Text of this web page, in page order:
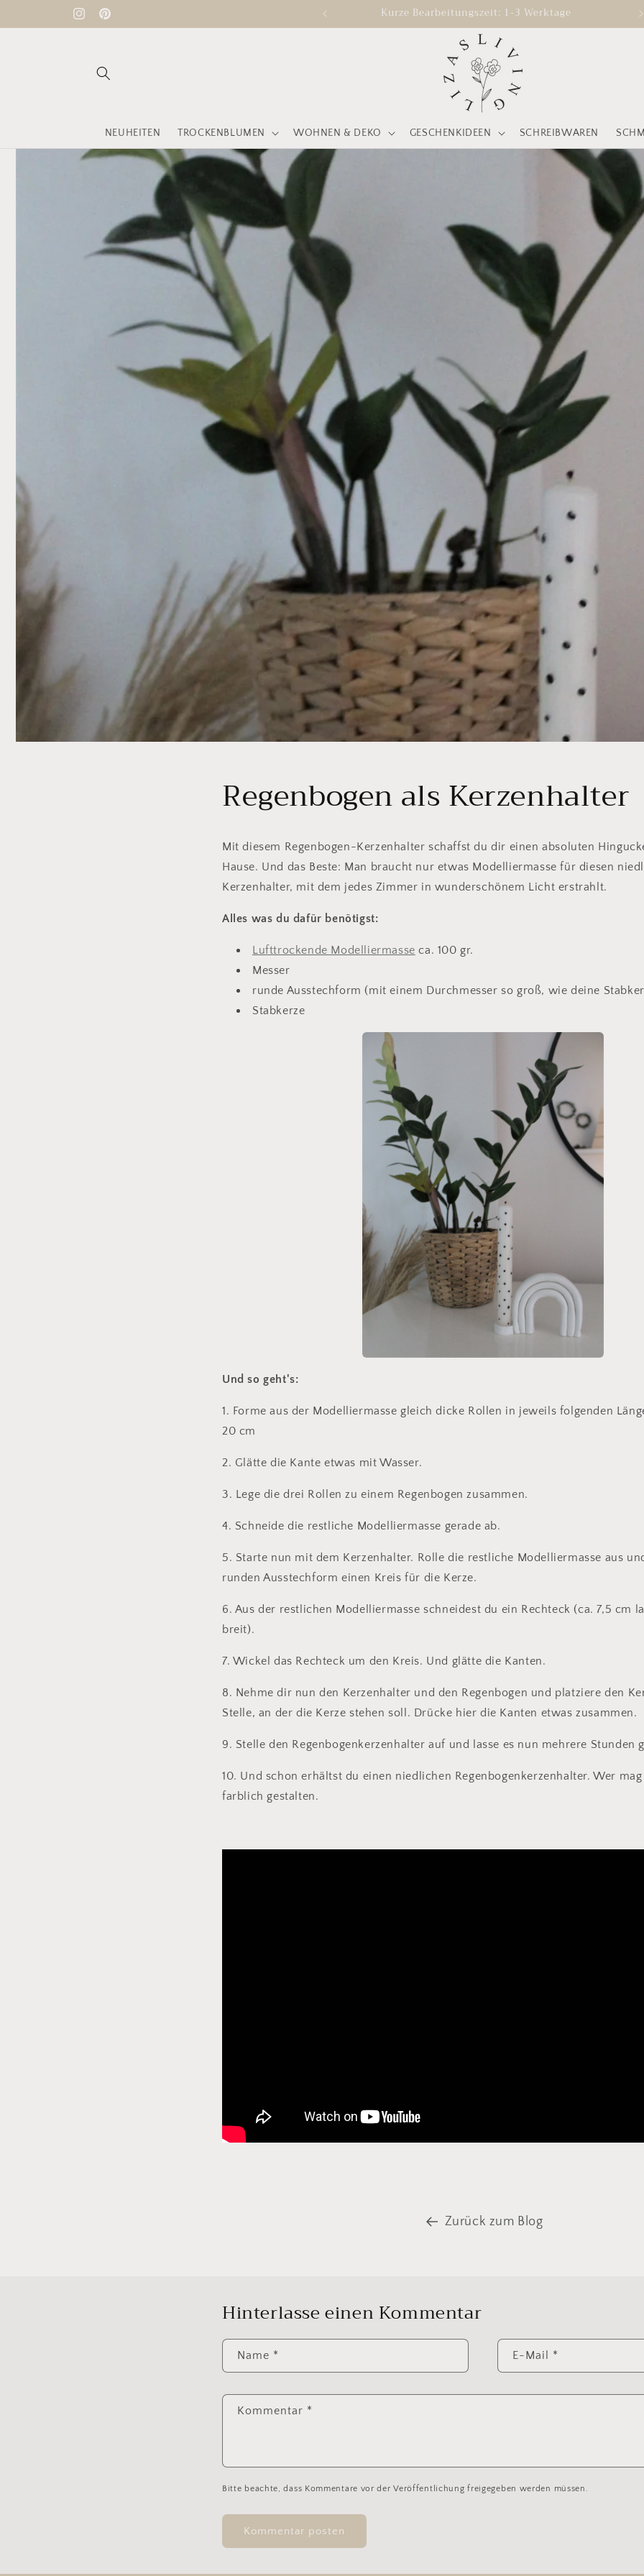
Inhalt
InstagramPinterest
Versandkostenfrei ab 60 € ♡ Kurze Bearbeitungszeit: 1-3 Werktage
NEUHEITEN TROCKENBLUMEN WOHNEN & DEKO GESCHENKIDEEN SCHREIBWAREN
Regenbogen als Kerzenhalter
Mit diesem Regenbogen-Kerzenhalter schaffst du dir einen absoluten
Hause. Und das Beste: Man braucht nur etwas Modelliermasse für diesen
Kerzenhalter, mit dem jedes Zimmer in wunderschönem Licht erstrahlt.
Alles was du dafür benötigst:
Lufttrockende Modelliermasse ca. 100 gr.
Messer
runde Ausstechform (mit einem Durchmesser so groß, wie deine
Stabkerze
Und so geht's:
1. Forme aus der Modelliermasse gleich dicke Rollen in jeweils folgenden
20 cm
2. Glätte die Kante etwas mit Wasser.
3. Lege die drei Rollen zu einem Regenbogen zusammen.
4. Schneide die restliche Modelliermasse gerade ab.
5. Starte nun mit dem Kerzenhalter. Rolle die restliche Modelliermasse aus
runden Ausstechform einen Kreis für die Kerze.
6. Aus der restlichen Modelliermasse schneidest du ein Rechteck (ca. 7,5 cm
breit).
7. Wickel das Rechteck um den Kreis. Und glätte die Kanten.
8. Nehme dir nun den Kerzenhalter und den Regenbogen und platziere den
Stelle, an der die Kerze stehen soll. Drücke hier die Kanten etwas zusammen.
9. Stelle den Regenbogenkerzenhalter auf und lasse es nun mehrere Stunden
10. Und schon erhältst du einen niedlichen Regenbogenkerzenhalter. Wer
farblich gestalten.
Zurück zum Blog
Hinterlasse einen Kommentar
Name * E-Mail *
Kommentar *
Bitte beachte, dass Kommentare vor der Veröffentlichung freigegeben werden müssen.